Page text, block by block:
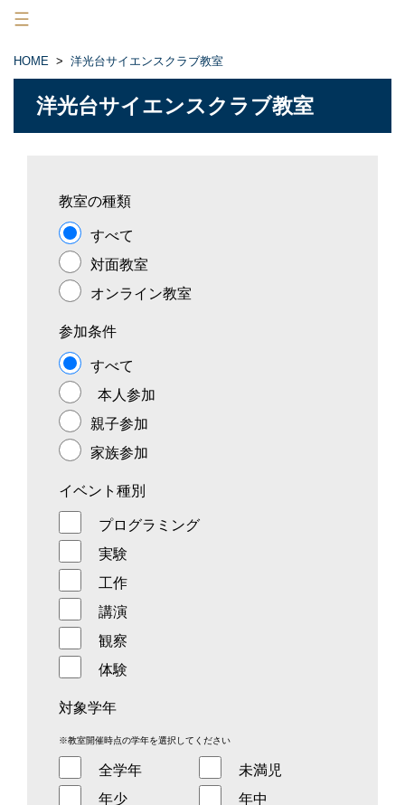
×
HOME
洋光台サイエンスクラブ教室
口グイン
HOME > 洋光台サイエンスクラブ教室
洋光台サイエンスクラブ教室
教室の種類
すべて
対面教室
オンライン教室
参加条件
すべて
本人参加
親子参加
家族参加
イベント種別
プログラミング
実験
工作
講演
観察
体験
対象学年
※教室開催時点の学年を選択してください
全学年
未満児
年少
年中